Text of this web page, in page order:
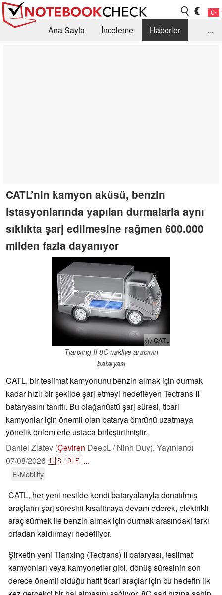
Ana Sayfa İnceleme
Haberler
...
CATL’nin kamyon aküsü, benzin
istasyonlarında yapılan durmalarla aynı
sıklıkta şarj edilmesine rağmen 600.000
milden fazla dayanıyor
ⓘ CATL
Tianxing II 8C nakliye aracının
bataryası
CATL, bir teslimat kamyonunu benzin almak için durmak
kadar hızlı bir şekilde şarj etmeyi hedefleyen Tectrans II
bataryasını tanıttı. Bu olağanüstü şarj süresi, ticari
kamyonlar için önemli olan batarya ömrünü uzatmaya
yönelik önlemlerle ustaca birleştirilmiştir.
Daniel Zlatev (Çeviren DeepL / Ninh Duy), Yayınlandı
07/08/2026🇺🇸🇩🇪 ...
E-Mobility
CATL, her yeni nesilde kendi bataryalarıyla donatılmış
araçların şarj süresini kısaltmaya devam ederek, elektrikli
araç sürmek ile benzin almak için durmak arasındaki farkı
ortadan kaldırmayı hedefliyor.
Şirketin yeni Tianxing (Tectrans) II bataryası, teslimat
kamyonları veya kamyonetler gibi, dönüş süresinin son
derece önemli olduğu hafif ticari araçlar için bu hedefin ilk